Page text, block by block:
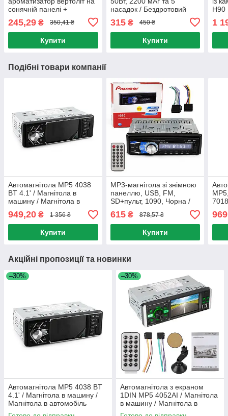
сонячній панелі +
Сріблястий / Пахучка в
авто
245,29 ₴ 350,41 ₴
Купити
насадок / Бездротовий
Портативний пилосос
315₴ 450 ₴
Купити
H90
1
Подібні товари компанії
Автомагнітола MP5 4038
BT 4.1' / Магнітола в
машину / Магнітола в
автомобіль
949,20 ₴ 1 356 ₴
Купити
MP3-магнітола зі знімною
панеллю, USB, FM,
SD+пульт, 1090, Чорна /
Автомобільна магнітола /
Магнітофон в машину
615₴ 878,57 ₴
Купити
з
авто
969
Акційні пропозиції та новинки
–30%
Автомагнітола MP5 4038 BT
4.1' / Магнітола в машину /
Магнітола в автомобіль
–30%
Автомагнітола з екраном
1DIN MP5 4052AI / Магнітола
в машину / Магнітола в
автомобіль